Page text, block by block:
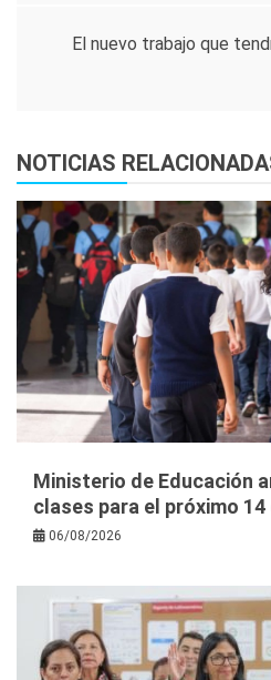
entradas
El nuevo trabajo que
NOTICIAS
Ministerio de Educación
clases para el próximo
06/08/2026